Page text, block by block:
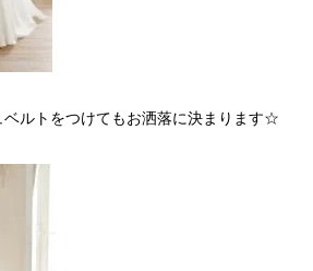
ベルトをつけてもお洒落に決まります☆